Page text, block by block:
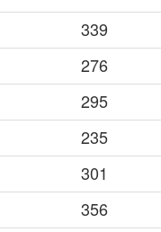
339
276
295
235
301
356